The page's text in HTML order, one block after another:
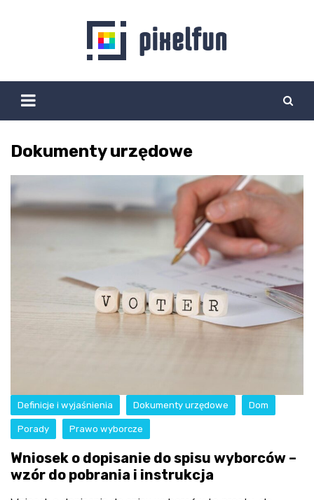
Dokumenty urzędowe
Definicje i wyjaśnienia Dokumenty urzędowe Dom
Porady Prawo wyborcze
Wniosek o dopisanie do spisu wyborców –
wzór do pobrania i instrukcja